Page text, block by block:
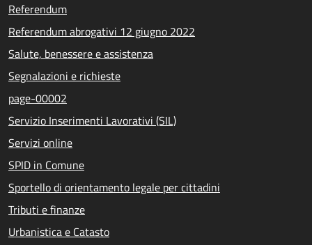
Referendum
Referendum abrogativi 12 giugno 2022
Salute, benessere e assistenza
Segnalazioni e richieste
page-00002
Servizio Inserimenti Lavorativi (SIL)
Servizi online
SPID in Comune
Sportello di orientamento legale per cittadini
Tributi e finanze
Urbanistica e Catasto